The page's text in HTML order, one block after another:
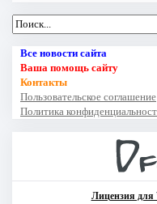
Все новости сайта
Ваша помощь сайту
Контакты
Пользовательское соглашение
Политика
Лицензия для